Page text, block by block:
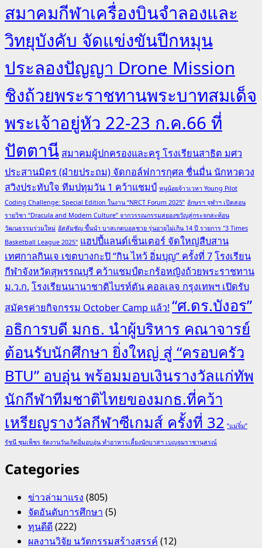
สมาคมกีฬาเครื่องบินจำลองและ
วิทยุบังคับ จัดแข่งขันปีกหมุน
ประลองปัญญา Drone Mission
ชิงถ้วยพระราชทานพระบาทสมเด็จ
พระเจ้าอยู่หัว 22-23 ก.ค.66 ที่
ปัตตานี สมาคมผู้ปกครองและครู โรงเรียนสาธิต มศว
ประสานมิตร (ฝ่ายประถม) จัดกอล์ฟการกุศล ชื่นมื่น นักหวดวง
สวิงประทับใจ ทีมปทุมวัน 1 คว้าแชมป์ หนูน้อยจ้าวเวหา Young Pilot
Coding Challenge: Special Edition ในงาน “NRCT Forum 2025” อักษรฯ จุฬาฯ เปิดสอน
รายวิชา “Dracula and Modern Culture” จากวรรณกรรมสยองขวัญสู่กระจกสะท้อน
วัฒนธรรมร่วมใหม่ อัสสัมชัญ ขึ้นนำ บาสเกตบอลชาย รุ่นอายุไม่เกิน 14 ปี รายการ "3 Times
Basketball League 2025" แฮปปี้แลนด์เซ็นเตอร์ จัดใหญ่สืบสาน
เทศกาลกินเจ เขตบางกะปิ “กิน ไหว้ อิ่มบุญ” ครั้งที่ 7โรงเรียน
กีฬาจังหวัดสุพรรณบุรี คว้าแชมป์ตะกร้อหญิงถ้วยพระราชทาน
ม.ว.ก.โรงเรียนนานาชาติไบรท์ตัน คอลเลจ กรุงเทพฯ เปิดรับ
สมัครค่ายกิจกรรม October Camp แล้ว!“ศ.ดร.บังอร”
อธิการบดี มกธ. นำผู้บริหาร คณาจารย์
ต้อนรับนักศึกษา ยิ่งใหญ่ สู่ “ครอบครัว
BTU” อบอุ่น พร้อมมอบเงินรางวัลแก่ทัพ
นักกีฬาทีมชาติไทยของมกธ.ที่คว้า
เหรียญรางวัลกีฬาซีเกมส์ ครั้งที่ 32 “แม่จิ๋ม”
รัชนี ชุมเพ็ชร จัดงานวันเกิดอิ่มอบอุ่น ทำอาหารเลี้ยงนักบาสฯ เบญจมราชานุสรณ์
Categories
ข่าวล่ามาแรง (805)
จัดอันดับการศึกษา (5)
ทุนดีดี(222)
ผลงานวิจัย นวัตกรรมสร้างสรรค์(12)